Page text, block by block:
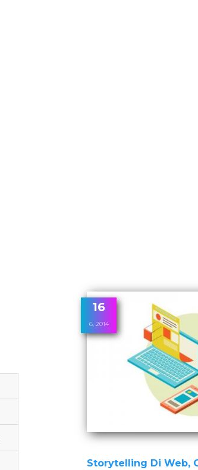
16
6, 2014
Storytelling Di Web,